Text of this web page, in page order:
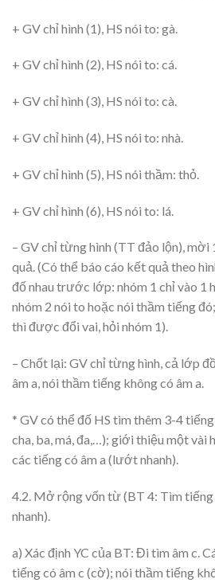
+ GV chỉ hình (1), HS nói to: gà.
+ GV chỉ hình (2), HS nói to: cá.
+ GV chỉ hình (3), HS nói to: cà.
+ GV chỉ hình (4), HS nói to: nhà.
+ GV chỉ hình (5), HS nói thầm: thỏ.
+ GV chỉ hình (6), HS nói to: lá.
– GV chỉ từng hình (TT đảo lộn), mời
quả. (Có thể báo cáo kết quả theo
đố nhau trước lớp: nhóm 1 chỉ vào 1
nhóm 2 nói to hoặc nói thầm tiếng
thì được đổi vai, hỏi nhóm 1).
– Chốt lại: GV chỉ từng hình, cả lớp
âm a, nói thầm tiếng không có âm a.
* GV có thể đố HS tìm thêm 3-4
cha, ba, má, đa,…); giới thiệu một vài
các tiếng có âm a (lướt nhanh).
4.2. Mở rộng vốn từ (BT 4: Tìm tiếng
nhanh).
a) Xác định YC của BT: Đi tìm âm c.
tiếng có âm c (cờ); nói thầm tiếng